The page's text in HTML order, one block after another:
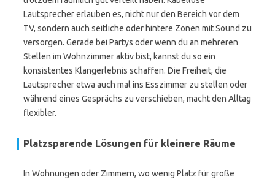
Lautsprecher erlauben es, nicht nur den Bereich vor dem
TV, sondern auch seitliche oder hintere Zonen mit Sound zu
versorgen. Gerade bei Partys oder wenn du an mehreren
Stellen im Wohnzimmer aktiv bist, kannst du so ein
konsistentes Klangerlebnis schaffen. Die Freiheit, die
Lautsprecher etwa auch mal ins Esszimmer zu stellen oder
während eines Gesprächs zu verschieben, macht den Alltag
flexibler.
Platzsparende Lösungen für kleinere Räume
In Wohnungen oder Zimmern, wo wenig Platz für große